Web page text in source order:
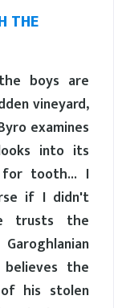
THE
boys are
vineyard,
examines
into its
for tooth... I
if I didn't
trusts the
the
his stolen